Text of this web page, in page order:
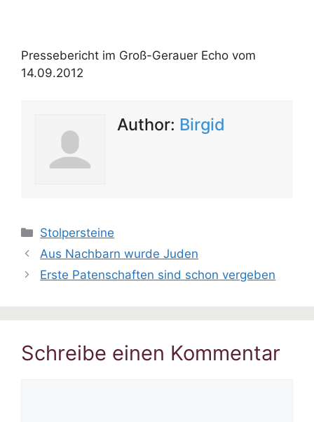
Pressebericht im Groß-Gerauer Echo vom
14.09.2012
Author: Birgid
Kategorien
Stolpersteine
Aus Nachbarn wurde Juden
Erste Patenschaften sind schon vergeben
Schreibe einen Kommentar